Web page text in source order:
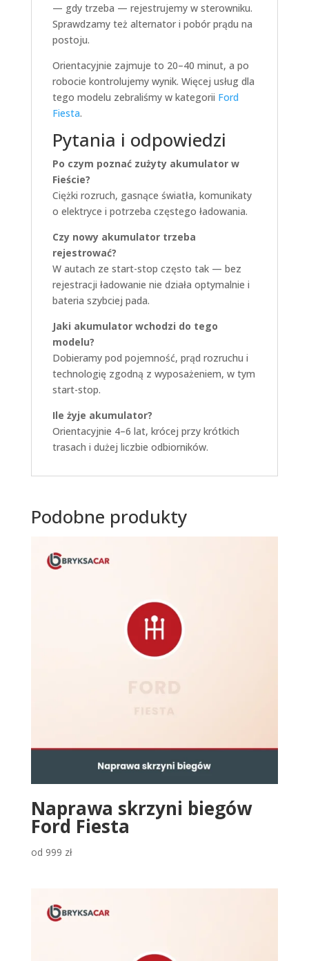
— gdy trzeba — rejestrujemy w sterowniku.
Sprawdzamy też alternator i pobór prądu na
postoju.
Orientacyjnie zajmuje to 20–40 minut, a po
robocie kontrolujemy wynik. Więcej usług dla
tego modelu zebraliśmy w kategorii Ford
Fiesta.
Pytania i odpowiedzi
Po czym poznać zużyty akumulator w
Fieście?
Ciężki rozruch, gasnące światła, komunikaty
o elektryce i potrzeba częstego ładowania.
Czy nowy akumulator trzeba
rejestrować?
W autach ze start-stop często tak — bez
rejestracji ładowanie nie działa optymalnie i
bateria szybciej pada.
Jaki akumulator wchodzi do tego
modelu?
Dobieramy pod pojemność, prąd rozruchu i
technologię zgodną z wyposażeniem, w tym
start-stop.
Ile żyje akumulator?
Orientacyjnie 4–6 lat, krócej przy krótkich
trasach i dużej liczbie odbiorników.
Podobne produkty
Naprawa skrzyni biegów
Ford Fiesta
od 999 zł